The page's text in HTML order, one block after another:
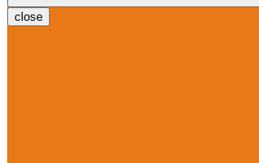
close